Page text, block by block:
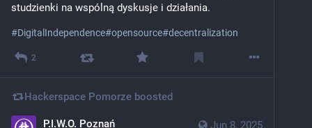
studzienki na wspólną dyskusje i działania.
#DigitalIndependence#opensource#decentralization
2
Hackerspace Pomorze boosted
Jun 8, 2025
P.I.W.O. Poznań